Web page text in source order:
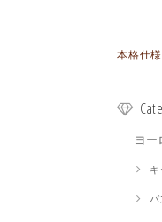
本格仕
ヨー
キ
バ